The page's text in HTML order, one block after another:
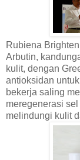
Rubiena
Arbutin,
kulit, dengan
antioksidan
bekerja saling
meregenerasi
melindungi kulit